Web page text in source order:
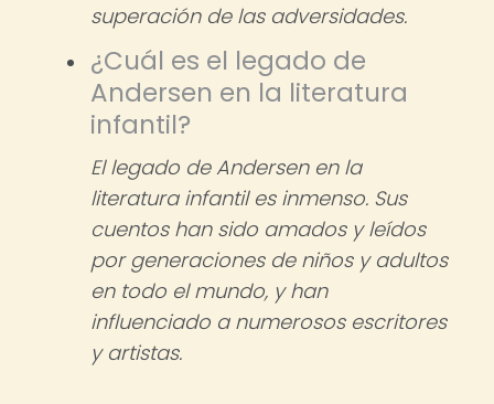
superación de las adversidades.
¿Cuál es el legado de
Andersen en la literatura
infantil?
El legado de Andersen en la
literatura infantil es inmenso. Sus
cuentos han sido amados y leídos
por generaciones de niños y adultos
en todo el mundo, y han
influenciado a numerosos escritores
y artistas.